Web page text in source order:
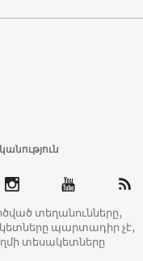
տեղանունները,
պարտադիր չէ,
տեսակետները